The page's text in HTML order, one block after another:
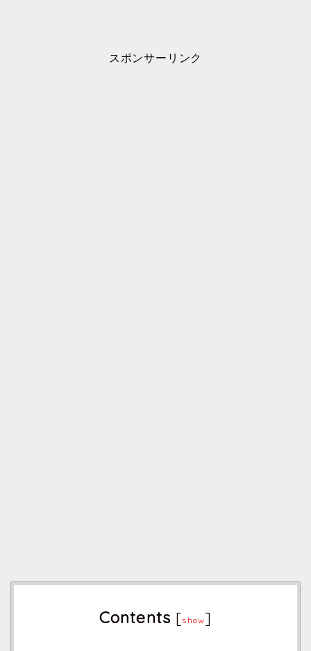
スポンサーリンク
Contents [show]